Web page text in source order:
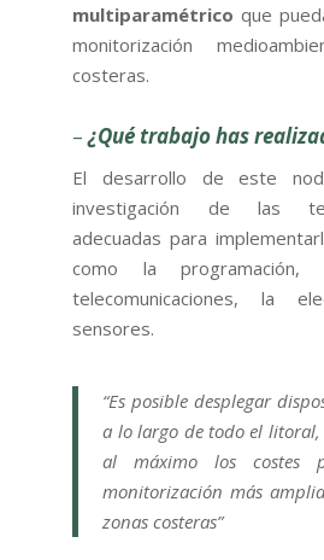
multiparamétricoque
monitorización
costeras.
–¿Qué trabajo has
El desarrollo de este
investigación de las
adecuadas para
como la
telecomunicaciones, la
sensores.
“Es posible desplegar
a lo largo de todo el
al máximo los costes
monitorización más
zonas costeras”